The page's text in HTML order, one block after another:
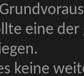
eine
keine